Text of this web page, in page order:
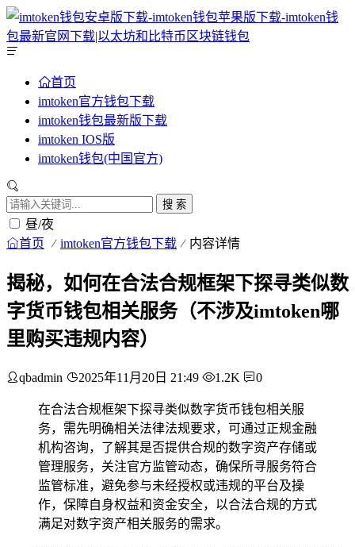
首页
imtoken官方钱包下载
imtoken钱包最新版下载
imtoken IOS版
imtoken钱包(中国官方)
搜 索
昼/夜
首页 imtoken官方钱包下载 内容详情
揭秘，如何在合法合规框架下探寻类似数
字货币钱包相关服务（不涉及imtoken哪
里购买违规内容）
qbadmin 2025年11月20日 21:49 1.2K 0
在合法合规框架下探寻类似数字货币钱包相关服
务，需先明确相关法律法规要求，可通过正规金融
机构咨询，了解其是否提供合规的数字资产存储或
管理服务，关注官方监管动态，确保所寻服务符合
监管标准，避免参与未经授权或违规的平台及操
作，保障自身权益和资金安全，以合法合规的方式
满足对数字资产相关服务的需求。